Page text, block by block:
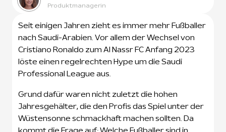
Produktmanagerin
Seit einigen Jahren zieht es immer mehr Fußballer
nach Saudi-Arabien. Vor allem der Wechsel von
Cristiano Ronaldo zum Al Nassr FC Anfang 2023
löste einen regelrechten Hype um die Saudi
Professional League aus.
Grund dafür waren nicht zuletzt die hohen
Jahresgehälter, die den Profis das Spiel unter der
Wüstensonne schmackhaft machen sollten. Da
kommt die Frage auf: Welche Fußballer sind in